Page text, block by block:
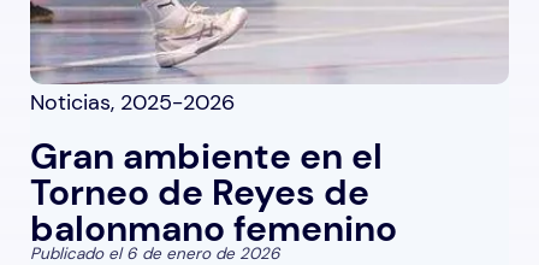
Noticias, 2025-2026
Gran ambiente en el
Torneo de Reyes de
balonmano femenino
Publicado el 6 de enero de 2026